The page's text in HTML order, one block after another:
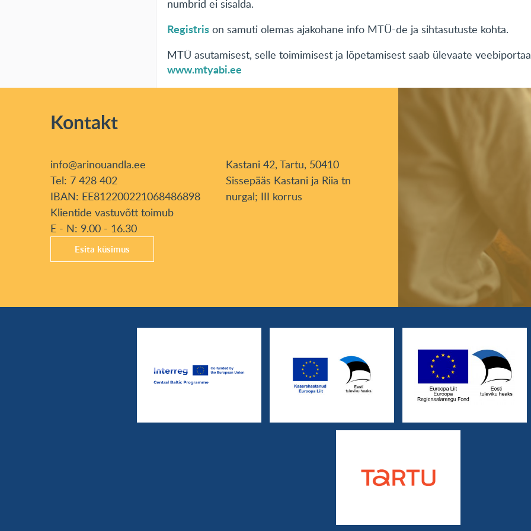
numbrid ei sisalda.
Registris on samuti olemas ajakohane info MTÜ-de ja sihtasutuste kohta.
MTÜ asutamisest, selle toimimisest ja lõpetamisest saab ülevaate
www.mtyabi.ee
Kontakt
info@arinouandla.ee
Tel: 7 428 402
IBAN: EE812200221068486898
Kastani 42, Tartu, 50410
Sissepääs Kastani ja Riia tn
nurgal; III korrus
Klientide vastuvõtt toimub
E - N: 9.00 - 16.30
Esita küsimus